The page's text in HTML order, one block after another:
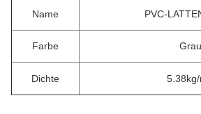
Name PVC-
Farbe Grau
Dichte